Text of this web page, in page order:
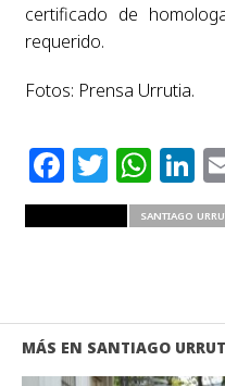
certificado de
requerido.
Fotos: Prensa Urrutia.
SANTIAGO
MÁS EN SANTIAGO